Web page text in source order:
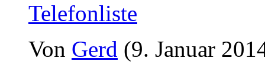
Telefonliste
Von Gerd (9. Januar